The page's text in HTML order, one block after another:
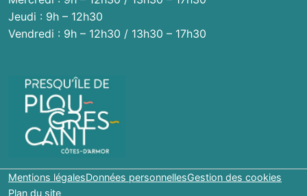
Jeudi : 9h – 12h30
Vendredi : 9h – 12h30 / 13h30 – 17h30
Mentions légalesDonnées personnellesGestion des cookies
Plan du site